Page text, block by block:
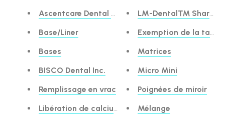
Ascentcare Dental Products
Base/Liner
Bases
BISCO Dental Inc.
Remplissage en vrac
Libération de calcium
LM-Dental™
Exemption de la taxe
Matrices
Micro Mini
Poignées de miroir
Mélange